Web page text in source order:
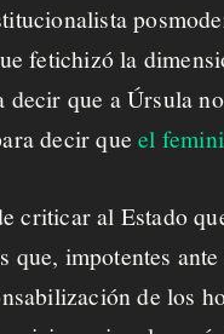
fetichizó la
que a Úrsula
decir queel
criticar al Estado
que, impotentes
de los